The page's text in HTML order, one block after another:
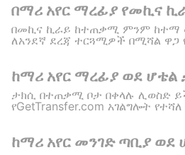
በማሪ አየር ማረፊያ የመኪና
በመኪና ኪራይ ከተጠቃሚ ምንም ከተማ
ለአንደኛ ደረጃ ተርጓሚዎች በሚሻል ዋጋ
ከማሪ አየር ማረፊያ ወደ ሆቴል
ታክሲ በተጠቃሚ ቦታ በቀላሉ ሊወስድ
የGetTransfer.com አገልግሎት
ከማሪ አየር መንገድ ጣቢያ ወደ